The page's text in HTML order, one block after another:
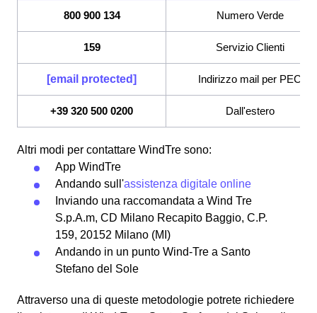
800 900 134
Numero Verde
159 Servizio Clienti
[email protected] Indirizzo mail per PEC
+39 320 500 0200 Dall'estero
Altri modi per contattare WindTre sono:
App WindTre
Andando sull'assistenza digitale online
Inviando una raccomandata a Wind Tre
S.p.A.m, CD Milano Recapito Baggio, C.P.
159, 20152 Milano (MI)
Andando in un punto Wind-Tre a Santo
Stefano del Sole
Attraverso una di queste metodologie potrete richiedere